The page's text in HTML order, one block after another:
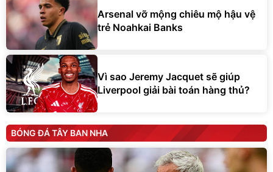
Arsenal vỡ mộng chiêu mộ hậu vệ
trẻ Noahkai Banks
Vì sao Jeremy Jacquet sẽ giúp
Liverpool giải bài toán hàng thủ?
BÓNG ĐÁ TÂY BAN NHA